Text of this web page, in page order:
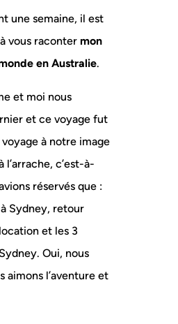
une semaine, il est
vous raconter mon
en Australie.
et moi nous
et ce voyage fut
à notre image
c’est-à-
réservés que :
Sydney, retour
et les 3
Oui, nous
aimons l’aventure et